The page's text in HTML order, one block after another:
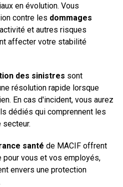
en évolution. Vous
contre les dommages
et autres risques
affecter votre stabilité
des sinistres sont
résolution rapide lorsque
En cas d'incident, vous aurez
dédiés qui comprennent les
santé de MACIF offrent
vous et vos employés,
envers une protection